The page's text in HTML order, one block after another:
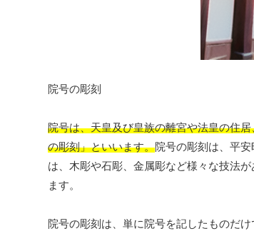
院号の彫刻
院号は、天皇及び皇族の離宮や法皇の住
の彫刻」といいます。院号の彫刻は、平
は、木彫や石彫、金属彫など様々な技法
ます。
院号の彫刻は、単に院号を記したものだ